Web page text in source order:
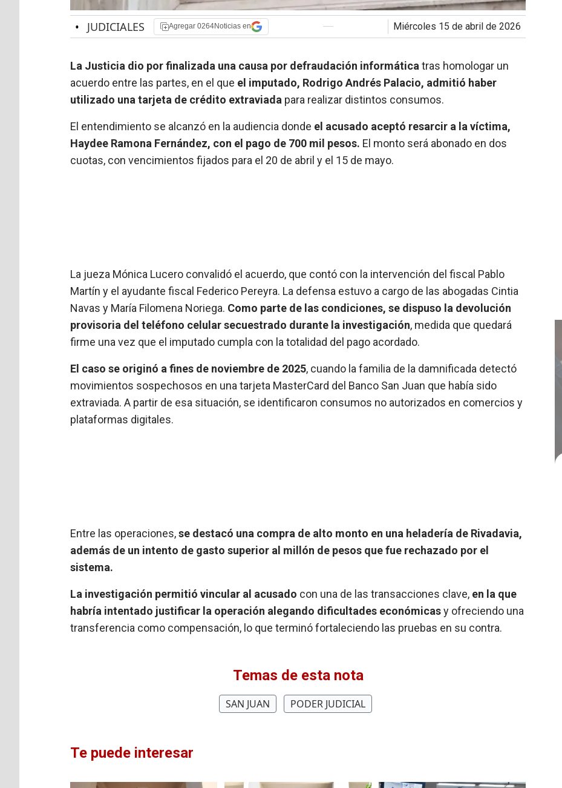
• JUDICIALES Agregar 0264Noticias en miércoles 15 de abril de 2026
La Justicia dio por finalizada una causa por defraudación informática tras homologar un
acuerdo entre las partes, en el que el imputado, Rodrigo Andrés Palacio, admitió haber
utilizado una tarjeta de crédito extraviada para realizar distintos consumos.
El entendimiento se alcanzó en la audiencia donde el acusado aceptó resarcir a la víctima,
Haydee Ramona Fernández, con el pago de 700 mil pesos. El monto será abonado en dos
cuotas, con vencimientos fijados para el 20 de abril y el 15 de mayo.
La jueza Mónica Lucero convalidó el acuerdo, que contó con la intervención del fiscal Pablo
Martín y el ayudante fiscal Federico Pereyra. La defensa estuvo a cargo de las abogadas Cintia
Navas y María Filomena Noriega. Como parte de las condiciones, se dispuso la devolución
provisoria del teléfono celular secuestrado durante la investigación, medida que quedará
firme una vez que el imputado cumpla con la totalidad del pago acordado.
El caso se originó a fines de noviembre de 2025, cuando la familia de la damnificada detectó
movimientos sospechosos en una tarjeta MasterCard del Banco San Juan que había sido
extraviada. A partir de esa situación, se identificaron consumos no autorizados en comercios y
plataformas digitales.
Entre las operaciones,se destacó una compra de alto monto en una heladería de Rivadavia,
además de un intento de gasto superior al millón de pesos que fue rechazado por el
sistema.
La investigación permitió vincular al acusado con una de las transacciones clave, en la que
habría intentado justificar la operación alegando dificultades económicasy ofreciendo una
transferencia como compensación, lo que terminó fortaleciendo las pruebas en su contra.
Temas de esta nota
SAN JUAN PODER JUDICIAL
Te puede interesar